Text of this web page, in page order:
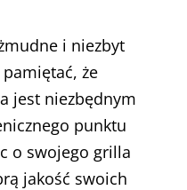
i niezbyt
że
jest niezbędnym
punktu
o swojego grilla
jakość swoich